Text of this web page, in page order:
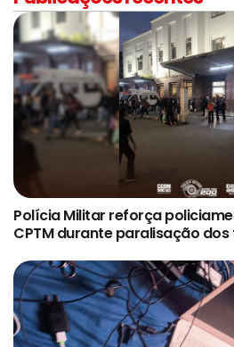
Polícia Militar reforça
CPTM durante paralisação dos